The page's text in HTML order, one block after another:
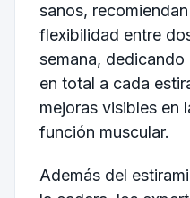
sanos,
flexibilidad entre
semana,
en total a cada
mejoras visibles en
función muscular.
Además del